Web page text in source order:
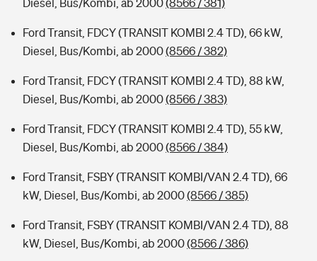
Diesel, Bus/Kombi, ab 2000(8566 / 381)
Ford Transit, FDCY (TRANSIT KOMBI 2.4 TD), 66 kW,
Diesel, Bus/Kombi, ab 2000(8566 / 382)
Ford Transit, FDCY (TRANSIT KOMBI 2.4 TD), 88 kW,
Diesel, Bus/Kombi, ab 2000(8566 / 383)
Ford Transit, FDCY (TRANSIT KOMBI 2.4 TD), 55 kW,
Diesel, Bus/Kombi, ab 2000(8566 / 384)
Ford Transit, FSBY (TRANSIT KOMBI/VAN 2.4 TD), 66
kW, Diesel, Bus/Kombi, ab 2000(8566 / 385)
Ford Transit, FSBY (TRANSIT KOMBI/VAN 2.4 TD), 88
kW, Diesel, Bus/Kombi, ab 2000(8566 / 386)